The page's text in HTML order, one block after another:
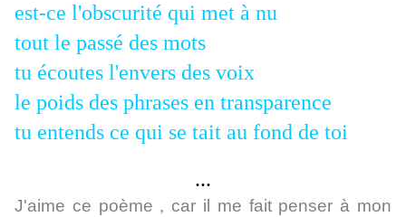
est-ce l'obscurité qui met à nu
tout le passé des mots
tu écoutes l'envers des voix
le poids des phrases en transparence
tu entends ce qui se tait au fond de toi
...
J'aime ce poème , car il me fait penser à mon